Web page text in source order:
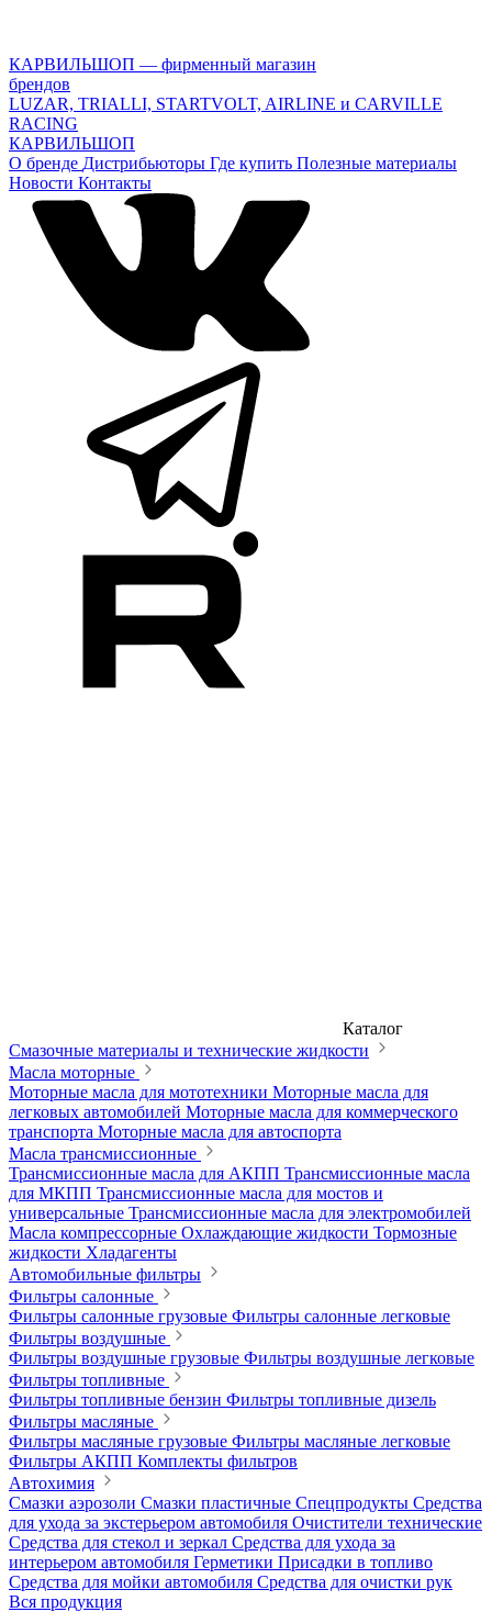
КАРВИЛЬШОП — фирменный магазин
брендов
LUZAR, TRIALLI, STARTVOLT, AIRLINE и CARVILLE
RACING
КАРВИЛЬШОП
О бренде Дистрибьюторы Где купить Полезные материалы
Новости Контакты
Каталог
Смазочные материалы и технические жидкости
Масла моторные
Моторные масла для мототехники Моторные масла для
легковых автомобилей Моторные масла для коммерческого
транспорта Моторные масла для автоспорта
Масла трансмиссионные
Трансмиссионные масла для АКПП Трансмиссионные масла
для МКПП Трансмиссионные масла для мостов и
универсальные Трансмиссионные масла для электромобилей
Масла компрессорные Охлаждающие жидкости Тормозные
жидкости Хладагенты
Автомобильные фильтры
Фильтры салонные
Фильтры салонные грузовые Фильтры салонные легковые
Фильтры воздушные
Фильтры воздушные грузовые Фильтры воздушные легковые
Фильтры топливные
Фильтры топливные бензин Фильтры топливные дизель
Фильтры масляные
Фильтры масляные грузовые Фильтры масляные легковые
Фильтры АКПП Комплекты фильтров
Автохимия
Смазки аэрозоли Смазки пластичные Спецпродукты Средства
для ухода за экстерьером автомобиля Очистители технические
Средства для стекол и зеркал Средства для ухода за
интерьером автомобиля Герметики Присадки в топливо
Средства для мойки автомобиля Средства для очистки рук
Вся продукция